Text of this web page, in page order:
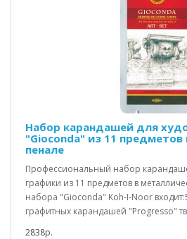
Набор карандашей для
"Gioconda" из 11
пенале
Профессиональный набор
графики из 11 предметов в
набора "Gioconda" Koh-I-Noor
графитных карандашей "Progresso"
2838р.